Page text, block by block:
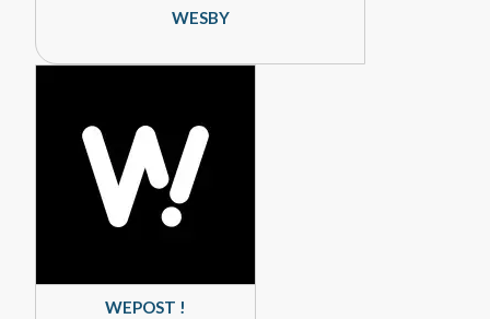
WESBY
WEPOST !